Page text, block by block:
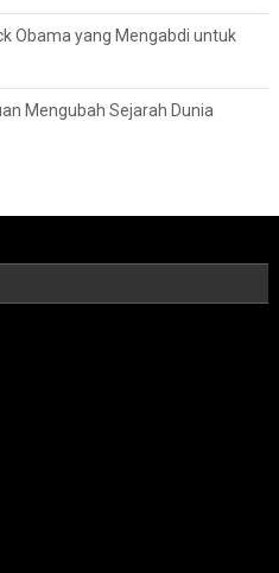
Obama yang Mengabdi untuk
Mengubah Sejarah Dunia